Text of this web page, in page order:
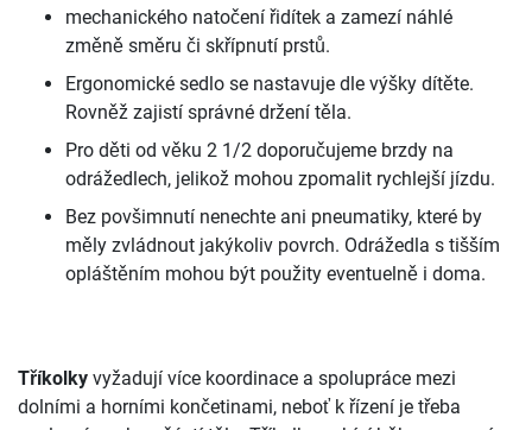
mechanického natočení řidítek a zamezí náhlé
změně směru či skřípnutí prstů.
Ergonomické sedlo se nastavuje dle výšky dítěte.
Rovněž zajistí správné držení těla.
Pro děti od věku 2 1/2 doporučujeme brzdy na
odrážedlech, jelikož mohou zpomalit rychlejší jízdu.
Bez povšimnutí nenechte ani pneumatiky, které by
měly zvládnout jakýkoliv povrch. Odrážedla s tišším
opláštěním mohou být použity eventuelně i doma.
Tříkolky vyžadují více koordinace a spolupráce mezi
dolními a horními končetinami, neboť k řízení je třeba